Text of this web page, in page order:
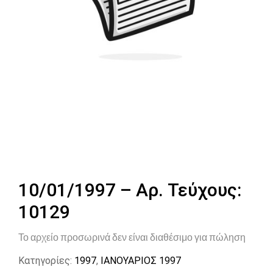
10/01/1997 – Αρ. Τεύχους:
10129
Το αρχείο προσωρινά δεν είναι διαθέσιμο για πώληση
Κατηγορίες: 1997, ΙΑΝΟΥΑΡΙΟΣ 1997